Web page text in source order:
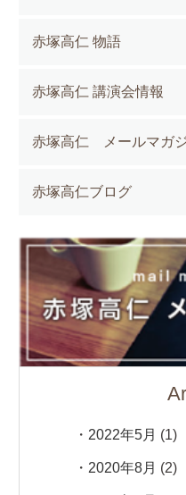
赤塚高仁 物語
赤塚高仁 講演会情報
赤塚高仁 メールマガ
赤塚高仁ブログ
2022年5月 (1)
2020年8月 (2)